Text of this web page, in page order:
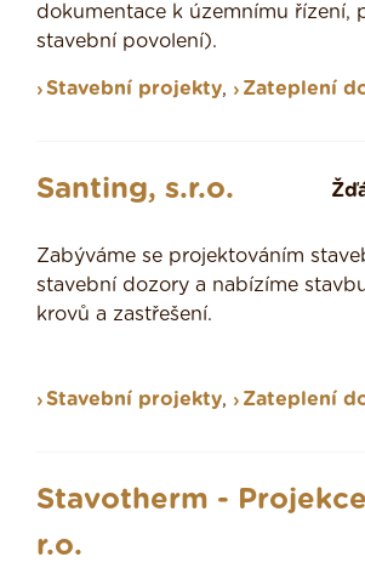
dokumentace k územnímu řízení,
stavební povolení).
Stavební projekty, Zateplení
Santing, s.r.o.
Zabýváme se projektováním
stavební dozory a nabízíme
krovů a zastřešení.
Stavební projekty, Zateplení
Stavotherm -
r.o.